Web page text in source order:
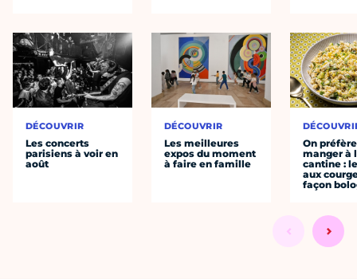
DÉCOUVRIR
Les concerts
parisiens à voir en
août
DÉCOUVRIR
Les meilleures
expos du moment
à faire en famille
On préfère
manger à
cantine :
aux
façon